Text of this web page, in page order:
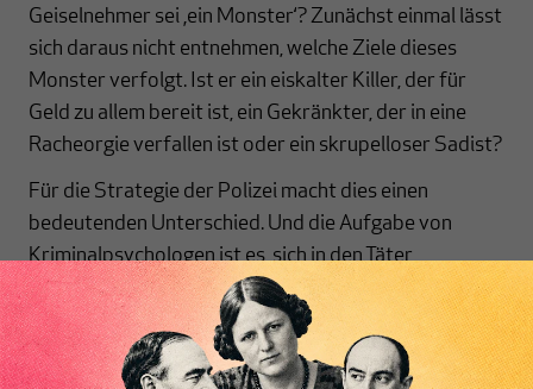
Geiselnehmer sei ‚ein Monster‘? Zunächst einmal lässt
sich daraus nicht entnehmen, welche Ziele dieses
Monster verfolgt. Ist er ein eiskalter Killer, der für
Geld zu allem bereit ist, ein Gekränkter, der in eine
Racheorgie verfallen ist oder ein skrupelloser Sadist?
Für die Strategie der Polizei macht dies einen
bedeutenden Unterschied. Und die Aufgabe von
Kriminalpsychologen ist es, sich in den Täter
hineinzuversetzen und sein Handeln zu verstehen. Sie
suchen nach dem Menschen hinter der Grausamkeit,
mit dem man einen möglichst gewaltfreien Ausgang
erreichen kann.